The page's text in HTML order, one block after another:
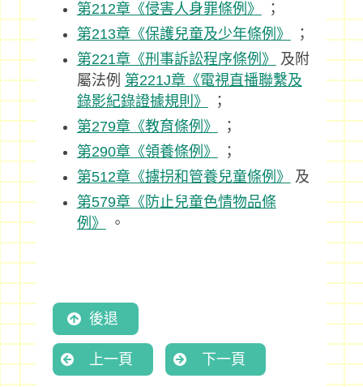
第212章《侵害人身罪條例》
；
第213章《保護兒童及少年條例》
；
第221章《刑事訴訟程序條例》
及附
屬法例 第221J章《電視直播聯繫及
錄影紀錄證據規則》
；
第279章《教育條例》
；
第290章《領養條例》
；
第512章《擄拐和管養兒童條例》
及
第579章《防止兒童色情物品條
例》
。
後退
上一頁 下一頁